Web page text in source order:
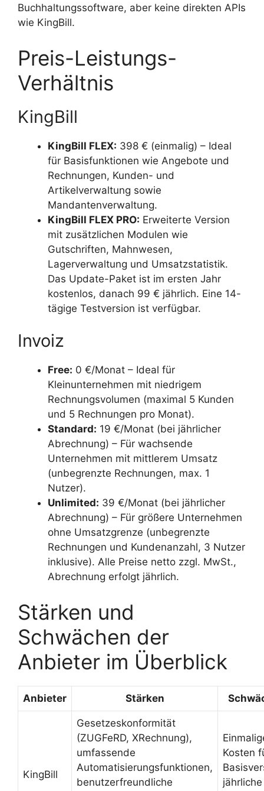
Buchhaltungssoftware, aber keine direkten APIs
wie KingBill.
Preis-Leistungs-
Verhältnis
KingBill
KingBill FLEX: 398 € (einmalig) – Ideal
für Basisfunktionen wie Angebote und
Rechnungen, Kunden- und
Artikelverwaltung sowie
Mandantenverwaltung.
KingBill FLEX PRO: Erweiterte Version
mit zusätzlichen Modulen wie
Gutschriften, Mahnwesen,
Lagerverwaltung und Umsatzstatistik.
Das Update-Paket ist im ersten Jahr
kostenlos, danach 99 € jährlich. Eine 14-
tägige Testversion ist verfügbar.
Invoiz
Free: 0 €/Monat – Ideal für
Kleinunternehmen mit niedrigem
Rechnungsvolumen (maximal 5 Kunden
und 5 Rechnungen pro Monat).
Standard: 19 €/Monat (bei jährlicher
Abrechnung) – Für wachsende
Unternehmen mit mittlerem Umsatz
(unbegrenzte Rechnungen, max. 1
Nutzer).
Unlimited: 39 €/Monat (bei jährlicher
Abrechnung) – Für größere Unternehmen
ohne Umsatzgrenze (unbegrenzte
Rechnungen und Kundenanzahl, 3 Nutzer
inklusive). Alle Preise netto zzgl. MwSt.,
Abrechnung erfolgt jährlich.
Stärken und
Schwächen der
Anbieter im Überblick
Anbieter Stärken
KingBill
Gesetzeskonformität
(ZUGFeRD, XRechnung),
umfassende
Automatisierungsfunktionen,
benutzerfreundliche
Kosten
jährliche